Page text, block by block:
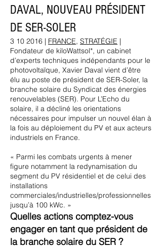
DAVAL, NOUVEAU PRÉSIDENT
DE SER-SOLER
3 10 2016 | FRANCE, STRATÉGIE |
Fondateur de kiloWattsol*, un cabinet
d’experts techniques indépendants pour le
photovoltaïque, Xavier Daval vient d’être
élu au poste de président de SER-Soler, la
branche solaire du Syndicat des énergies
renouvelables (SER). Pour L’Echo du
solaire, il a décliné les orientations
nécessaires pour impulser un nouvel élan à
la fois au déploiement du PV et aux acteurs
industriels en France.
« Parmi les combats urgents à mener
figure notamment la redynamisation du
segment du PV résidentiel et de celui des
installations
commerciales/industrielles/professionnelles
jusqu’à 100 kWc. »
Quelles actions comptez-vous
engager en tant que président de
la branche solaire du SER ?